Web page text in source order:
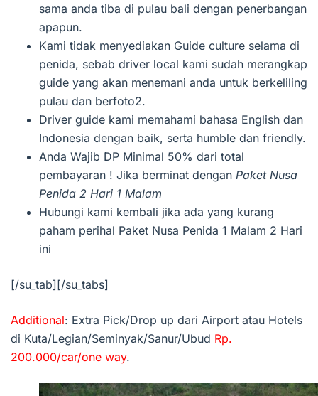
sama anda tiba di pulau bali dengan penerbangan
apapun.
Kami tidak menyediakan Guide culture selama di
penida, sebab driver local kami sudah merangkap
guide yang akan menemani anda untuk berkeliling
pulau dan berfoto2.
Driver guide kami memahami bahasa English dan
Indonesia dengan baik, serta humble dan friendly.
Anda Wajib DP Minimal 50% dari total
pembayaran ! Jika berminat dengan Paket Nusa
Penida 2 Hari 1 Malam
Hubungi kami kembali jika ada yang kurang
paham perihal Paket Nusa Penida 1 Malam 2 Hari
ini
[/su_tab][/su_tabs]
Additional: Extra Pick/Drop up dari Airport atau Hotels
di Kuta/Legian/Seminyak/Sanur/Ubud Rp.
200.000/car/one way.